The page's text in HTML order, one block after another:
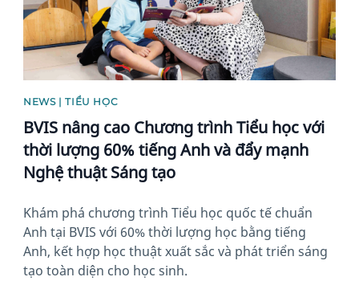
NEWS | TIỂU HỌC
BVIS nâng cao Chương trình Tiểu học với
thời lượng 60% tiếng Anh và đẩy mạnh
Nghệ thuật Sáng tạo
Khám phá chương trình Tiểu học quốc tế chuẩn
Anh tại BVIS với 60% thời lượng học bằng tiếng
Anh, kết hợp học thuật xuất sắc và phát triển sáng
tạo toàn diện cho học sinh.